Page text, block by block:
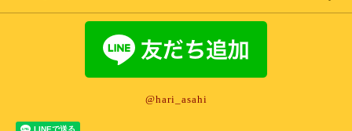
@hari_asahi